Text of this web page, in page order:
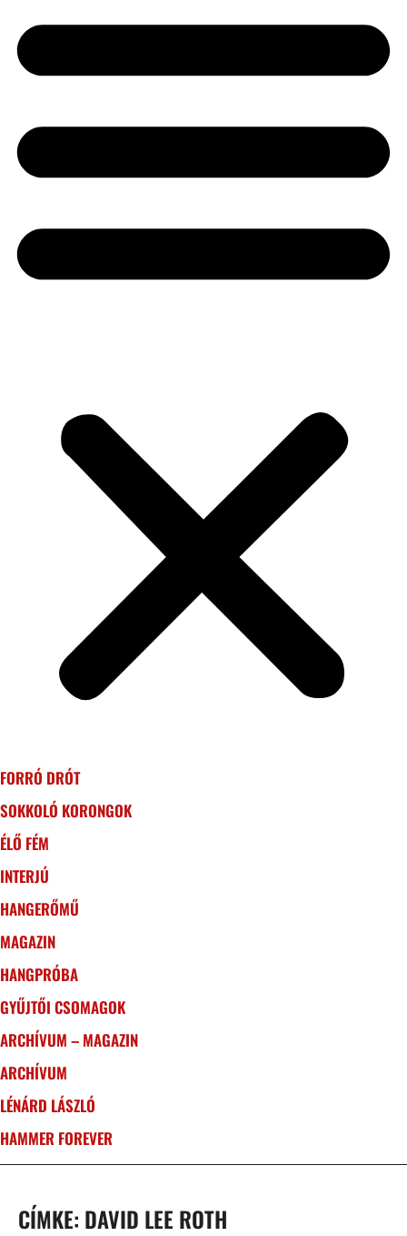
FORRÓ DRÓT
SOKKOLÓ KORONGOK
ÉLŐ FÉM
INTERJÚ
HANGERŐMŰ
MAGAZIN
HANGPRÓBA
GYŰJTŐI CSOMAGOK
ARCHÍVUM – MAGAZIN
ARCHÍVUM
LÉNÁRD LÁSZLÓ
HAMMER FOREVER
CÍMKE: DAVID LEE ROTH